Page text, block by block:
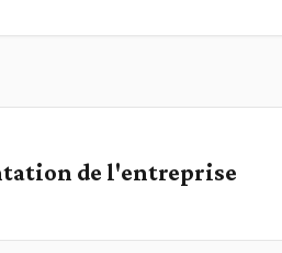
de l'entreprise